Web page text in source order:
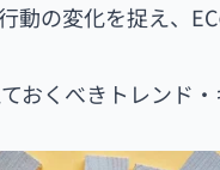
動の変化を捉え、
おくべきトレンド